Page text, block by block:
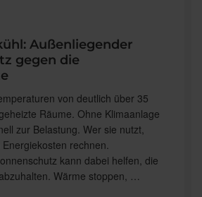
Außenliegender
gegen die
von deutlich über 35
Räume. Ohne Klimaanlage
zur Belastung. Wer sie nutzt,
rechnen.
kann dabei helfen, die
Wärme stoppen, …